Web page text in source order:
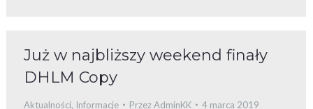
Już w najbliższy weekend finały
DHLM Copy
Aktualności, Informacje PrzezAdminKK 4 marca 2019